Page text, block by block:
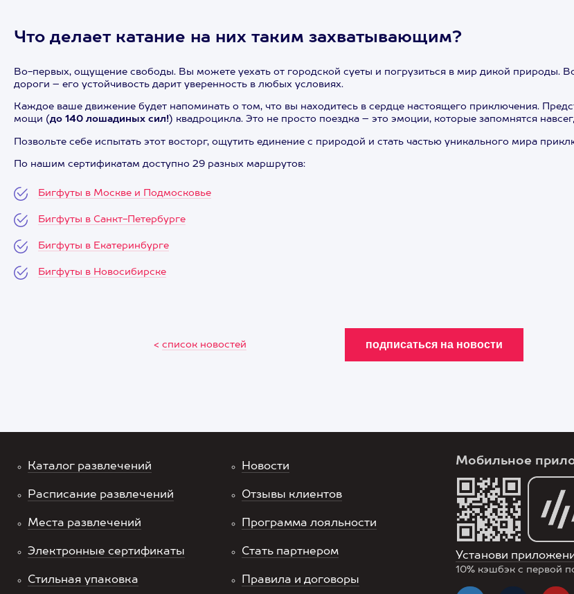
Что делает катание на них таким захватывающим?
Во-первых, ощущение свободы. Вы можете уехать от городской суеты и погрузиться в мир дикой природы.
дороги – его устойчивость дарит уверенность в любых условиях.
Каждое ваше движение будет напоминать о том, что вы находитесь в сердце настоящего приключения.
мощи (до 140 лошадиных сил!) квадроцикла. Это не просто поездка – это эмоции, которые запомнятся
Позвольте себе испытать этот восторг, ощутить единение с природой и стать частью уникального мира
По нашим сертификатам доступно 29 разных маршрутов:
Бигфуты в Москве и Подмосковье
Бигфуты в Санкт-Петербурге
Бигфуты в Екатеринбурге
Бигфуты в Новосибирске
< список новостей
Каталог развлечений
Расписание развлечений
Места развлечений
Электронные сертификаты
Стильная упаковка
Новости
Отзывы клиентов
Программа лояльности
Стать партнером
Правила и договоры
Мобильное
Установи
10% кэшбэк с первой